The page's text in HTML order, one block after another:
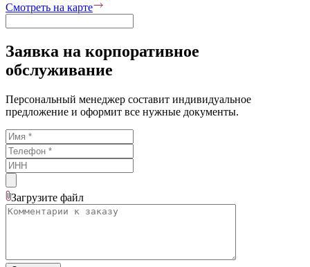
Смотреть на карте
Заявка на корпоративное
обслуживание
Персональный менеджер составит индивидуальное
предложение и оформит все нужные документы.
Загрузите файл